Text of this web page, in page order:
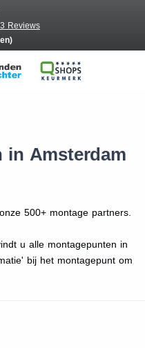
Reviews
in Amsterdam
500+ montage partners.
u alle montagepunten in
bij het montagepunt om